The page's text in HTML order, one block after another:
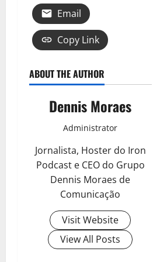
Email
Copy Link
ABOUT THE AUTHOR
Dennis Moraes
Administrator
Jornalista, Hoster do Iron
Podcast e CEO do Grupo
Dennis Moraes de
Comunicação
Visit Website
View All Posts